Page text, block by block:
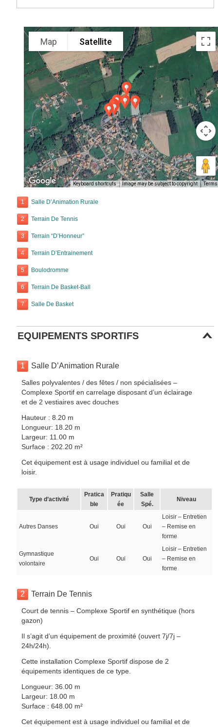
Map Satellite
Keyboard shortcuts Image may be subject to copyright Terms
1 Salle D’Animation Rurale
2 Terrain De Tennis
3 Terrain “D’Honneur”
4 Terrain D’Entrainement
5 Boulodromme
6 Terrain De Basket-Ball
7 Salle De Basket
EQUIPEMENTS SPORTIFS
1 Salle D’Animation Rurale
Salles polyvalentes / des fêtes / non spécialisées –
Complexe Sportif en carrelage disposant d’un éclairage
et de 2 vestiaires avec douches
Hauteur : 8.20 m
Longueur: 18.20 m
Largeur: 11.00 m
Surface : 202.20 m²
Cet équipement est à usage individuel ou familial et de
loisir.
Type d’activité
Pratica
ble
Pratiqu
ée
Salle
Spé.
Niveau
Autres Danses Oui Oui Oui
Loisir – Entretien
– Remise en
forme
Gymnastique
volontaire
Oui Oui Oui
Loisir – Entretien
– Remise en
forme
2 Terrain De Tennis
Court de tennis – Complexe Sportif en synthétique (hors
gazon)
Il s’agit d’un équipement de proximité (ouvert 7j/7j –
24h/24h).
Cette installation Complexe Sportif dispose de 2
équipements identiques de ce type.
Longueur: 36.00 m
Largeur: 18.00 m
Surface : 648.00 m²
Cet équipement est à usage individuel ou familial et de